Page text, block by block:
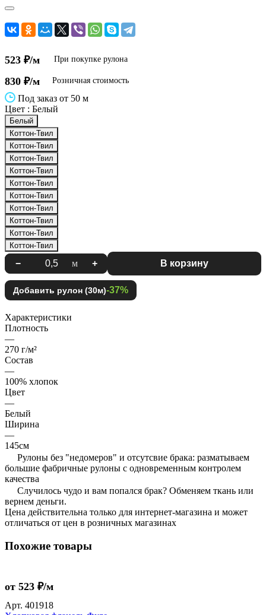
523 ₽/м При покупке рулона
830 ₽/м Розничная стоимость
Под заказ от 50 м
Цвет : Белый
Белый
Коттон-Твил
Коттон-Твил
Коттон-Твил
Коттон-Твил
Коттон-Твил
Коттон-Твил
Коттон-Твил
Коттон-Твил
Коттон-Твил
Коттон-Твил
− м + В корзину
Добавить рулон (30м)-37%
Характеристики
Плотность
—
270 г/м²
Состав
—
100% хлопок
Цвет
—
Белый
Ширина
—
145см
Рулоны без "недомеров" и отсутсвие брака: разматываем
большие фабричные рулоны с одновременным контролем
качества
Случилось чудо и вам попался брак? Обменяем ткань или
вернем деньги.
Цена действительна только для интернет-магазина и может
отличаться от цен в розничных магазинах
Похожие товары
от 523 ₽/м
Арт. 401918